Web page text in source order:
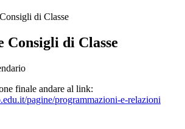
di Classe
Consigli di Classe
finale andare al link:
pagine/programmazioni-e-relazioni